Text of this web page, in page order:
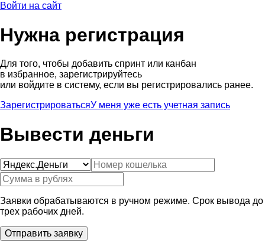
Войти на сайт
Нужна регистрация
Для того, чтобы добавить спринт или канбан
в избранное, зарегистрируйтесь
или войдите в систему, если вы регистрировались ранее.
ЗарегистрироватьсяУ меня уже есть учетная запись
Вывести деньги
Заявки обрабатываются в ручном режиме. Срок вывода до
трех рабочих дней.